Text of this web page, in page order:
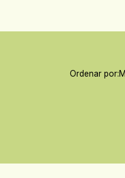
Ordenar por: